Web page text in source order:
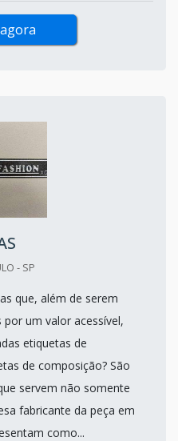
- SP
que, além de serem
um valor acessível,
etiquetas de
de composição? São
servem não somente
fabricante da peça em
como...